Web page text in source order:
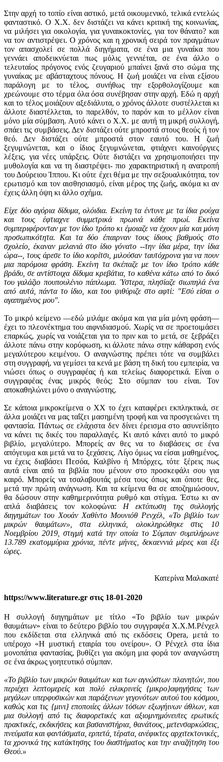
Στην αρχή το τοπίο είναι αστικό, μετά οικουμενικό, τελικά εντελώς
φανταστικό. Ο Χ.Χ. δεν διστάζει να κάνει κριτική της κοινωνίας,
να μιλήσει για οικολογία, για γυναικοκτονίες, για τον θάνατο? και
να τον αντιστρέψει. Ο χρόνος και η χρονική σειρά τον πραγμάτων
τον απασχολεί σε πολλά διηγήματα, σε ένα μια γυναίκα που
γεννάει αποδεικνύεται πως μόλις γεννιέται, σε ένα άλλο ο
τελευταίος πρόγονος ενός ζευγαριού μπαίνει ξανά στο σώμα της
γυναίκας με αβάσταχτους πόνους. Η ζωή μοιάζει να είναι εξίσου
παράλογη με το τέλος, συνήθως την εξορθολογίζουμε και
χρεώνουμε στο τέρμα όλα όσα συνέβησαν στην αρχή. Εδώ η αρχή
και το τέλος μοιάζουν αξεδιάλυτα, ο χρόνος άλλοτε συστέλλεται κι
άλλοτε διαστέλλεται, το παρελθόν, το παρόν και το μέλλον είναι
μόνο μία σύμβαση. Αυτό κάνει ο Χ.Χ. με αυτή τη μικρή συλλογή,
σπάει τις συμβάσεις. Δεν διστάζει ούτε μπροστά στους θεούς ή τον
θεό. Δεν διστάζει ούτε μπροστά στον εαυτό του. Η ζωή
ξεγυμνώνεται, και ο ίδιος ξεγυμνώνεται, φτιάχνει καινούργιες
λέξεις, για νέες υπάρξεις. Ούτε διστάζει να χρησιμοποιήσει την
μυθολογία και να τη διαστρέψει- πιο χαρακτηριστική η ανατροπή
του Δούρειου Ίππου. Κι ούτε έχει θέμα με την σεξουαλικότητα, τον
ερωτισμό και τον αισθησιασμό, είναι μέρος της ζωής, ακόμα κι αν
έχεις άλλη όψη κι άλλο σχήμα.
Είχε δύο αγόρια δίδυμα, ολόιδια. Εκείνη τα έντυνε με τα ίδια ρούχα
και τους έφτιαχνε συμμετρικά πρωινά κάθε πρωί. Εκείνα
συμπεριφέρονταν με τον ίδιο τρόπο κι έμοιαζε να έχουν μία και μόνη
προσωπικότητα. Και τα δύο έπαιρναν τους ίδιους βαθμούς στο
σχολείο, έκαναν μελανιά στο ίδιο γόνατο --την ίδια μέρα, την ίδια
ώρα--, τους άρεσε το ίδιο κορίτσι, μιλούσαν ταυτόχρονα για να πουν
μια παρόμοια φράση. Εκείνη τα σκέπαζε με τον ίδιο τρόπο κάθε
βράδυ, σε αντίστοιχα δίδυμα κρεβάτια, το καθένα κάτω από το δικό
του γαλάζιο πουπουλένιο πάπλωμα. Ύστερα, πλησίαζε σιωπηλά ένα
από αυτά, πάντα το ίδιο, και του ψιθύριζε στο αφτί: "Εσύ είσαι ο
αγαπημένος μου".
Το μικρό κείμενο —εδώ μιλάμε ακόμα και για μία μόνη φράση—
έχει το πλεονέκτημα του αιφνιδιασμού. Χωρίς να σε προετοιμάσει
επαρκώς, χωρίς να νοιάζεται για το πριν και το μετά, σε ξεβράζει
άλλοτε πάνω στην κορύφωση, κι άλλοτε πάνω στην κάθαρση ενός
μεγαλύτερου κειμένου. Ο αναγνώστης πρέπει τότε να συμβάλει
στη συγγραφή, να γεμίσει τα κενά με βάση τη δική του εμπειρία, να
νιώσει όπως ο συγγραφέας ή και τελείως διαφορετικά. Είναι ο
συγγραφέας ένας μικρός θεός; Στο σύμπαν του είναι. Τον
αποκαθηλώνει μόνο ο αναγνώστης.
Σε κάποια μικροκείμενα ο ΧΧ το έχει καταφέρει εκπληκτικά, σε
άλλα μοιάζει να μας ταΐζει μασημένη τροφή και να προσγειώνει τη
φαντασία. Πάντως σε ελάχιστα δεν δίνει έρεισμα στο ασυνείδητο
να κάνει τις δικές του παραλλαγές. Κι αυτό κάνει αυτό το μικρό
βιβλίο, μεγαλύτερο. Μπορείς αν θες να το διαβάσεις σε ένα
απόγευμα και μετά να το ξεχάσεις. Λίγο όμως να είσαι μαθημένος,
να έχεις διαβάσει Πεσόα, Καλβίνο ή Μπόρχες, τότε ξέρεις πως
αυτά είναι από τα βιβλία που μένουν στο προσκεφάλι σου για
καιρό. Μπορείς να τσαλαβουτάς μέσα τους όπως και όποτε θες,
μετά την πρώτη ανάγνωση. Και τα κείμενα θα σε αποζημιώσουν,
θα δώσουν στην καθημερινότητα ρυθμό και στίγμα. Έστω κι αν
απλά διαβάσεις τον κολοφώνα: Η εκτύπωση της συλλογής
διηγημάτων του Χουάν Χαθίντο Μουνιόθ Ρενχέλ, «Το βιβλίο των
μικρών θαυμάτων», στα ελληνικά, ολοκληρώθηκε στις 10
Νοεμβρίου 2019, στιγμή κατά την οποία το Σύμπαν συμπλήρωνε
13.789 εκατομμύρια χρόνια, πέντε μήνες, δεκαεννιά μέρες και έξι
ώρες.
Κατερίνα Μαλακατέ
https://www.literature.gr στις 18-01-2020
Η συλλογή διηγημάτων με τίτλο «Το βιβλίο των μικρών
θαυμάτων» είναι το δεύτερο βιβλίο του συγγραφέα Χ.Χ.Μ.Ρένχελ
που εκδίδεται στα ελληνικά από τις εκδόσεις Opera, μετά το
υπέροχο «Η μυστική εταιρία του ονείρου». Ο Ρένχελ στα ίδια
μονοπάτια φαντασίας, βυθίζει για ακόμη μια φορά τον αναγνώστη
σε ένα άκρως γοητευτικό σύμπαν.
«Το βιβλίο των μικρών θαυμάτων και των αγνώστων πλανητών, που
περιέχει λεπτομερείς και πολύ ειλικρινείς {μικρο}αφηγήσεις των
μεγάλων υπερφυσικών και παράξενων γεγονότων αυτού του κόσμου,
καθώς και τις {μινι} εποποιίες άλλων τόσων εξωγήινων άθλων, και
μια συλλογή από τις διαφορετικές και αξιομνημόνευτες ερωτικές
πρακτικές, εκδικήσεις και βασανιστήρια, θανάτους, μετενσαρκώσεις,
πνεύματα και φαντάσματα, ερπετά, τέρατα, ανέφικτες αρχιτεκτονικές,
τα χρονικά της κατάκτησης του διαστήματος και την αναζήτηση του
Θεού.»